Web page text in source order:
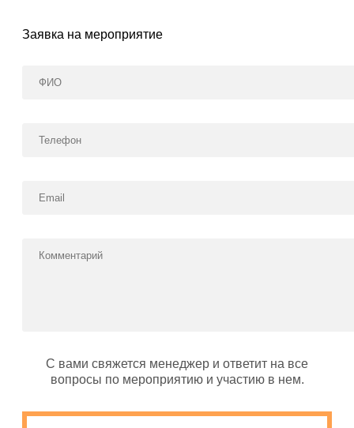
Заявка на мероприятие
С вами свяжется менеджер и ответит на все
вопросы по мероприятию и участию в нем.